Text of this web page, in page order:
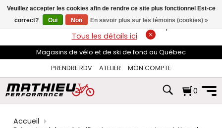
flèches
haut
et
pour
sélectionner
disponible.
Appuyez
pour
LIVRAISON GRATUITEsur les commandes de plus de 74$*.
Tous les détails ici.
Magasins de vélo et de ski de fond au Québec
PRENDRE RDV
ATELIER MON COMPTE
0
Accueil
Veuillez accepter les cookies afin de rendre ce site plus fonctionnel Est-ce
correct?
Oui Non En savoir plus sur les témoins (cookies) »